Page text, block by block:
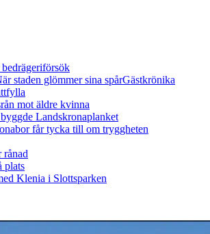
staden glömmer sina spårGästkrönika
mot äldre kvinna
Landskronaplanket
får tycka till om tryggheten
rånad
plats
Klenia i Slottsparken